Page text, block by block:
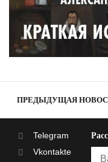
ПРЕДЫДУЩАЯ
Telegram
Vkontakte